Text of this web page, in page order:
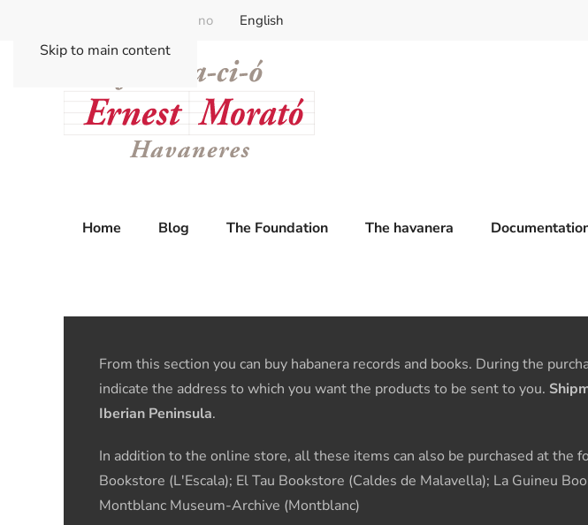
Skip to main content
Castellano English
Home Blog The Foundation The havanera
From this section you can buy habanera records and books. During the
indicate the address to which you want the products to be sent to you.
Iberian Peninsula.
In addition to the online store, all these items can also be purchased at
Bookstore (L'Escala); El Tau Bookstore (Caldes de Malavella); La Guineu
Montblanc Museum-Archive (Montblanc)